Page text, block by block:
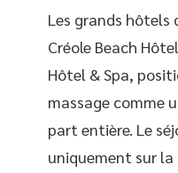
Les grands hôtels
Créole Beach
Hôtel & Spa,
massage comme
part entière. Le
uniquement sur